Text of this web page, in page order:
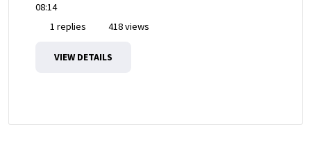
08:14
1 replies
418 views
VIEW DETAILS